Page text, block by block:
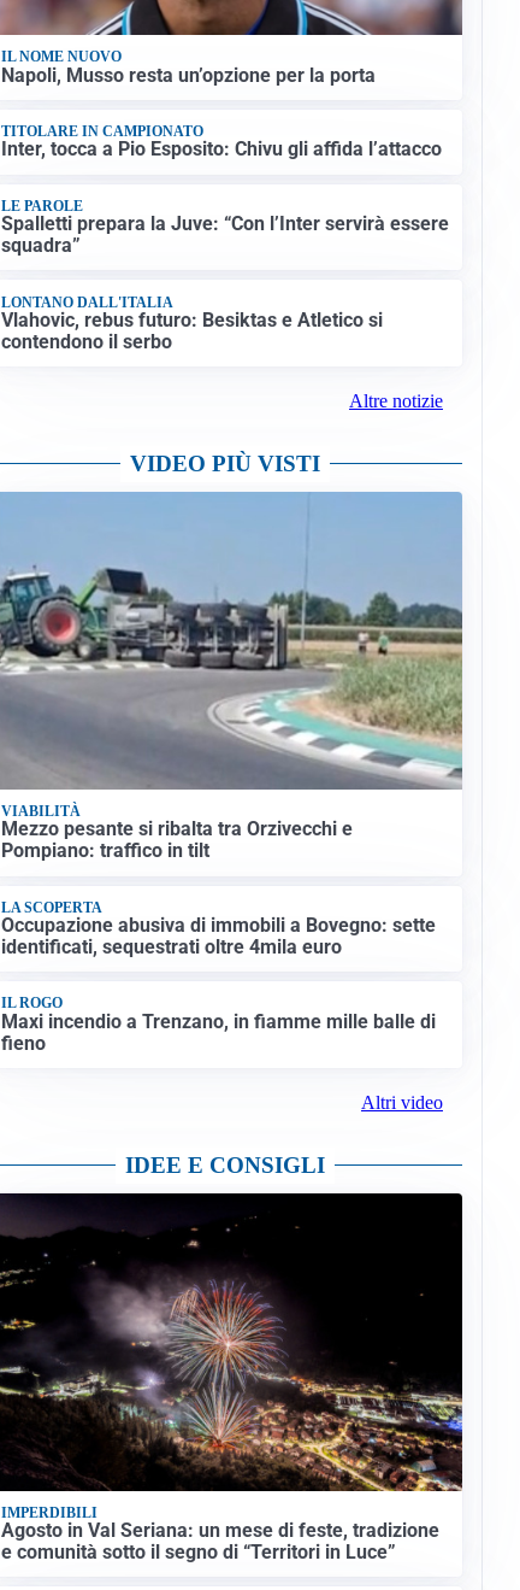
IL NOME NUOVO
Napoli, Musso resta un’opzione per la porta
TITOLARE IN CAMPIONATO
Inter, tocca a Pio Esposito: Chivu gli affida l’attacco
LE PAROLE
Spalletti prepara la Juve: “Con l’Inter servirà essere
squadra”
LONTANO DALL'ITALIA
Vlahovic, rebus futuro: Besiktas e Atletico si
contendono il serbo
Altre notizie
VIDEO PIÙ VISTI
VIABILITÀ
Mezzo pesante si ribalta tra Orzivecchi e
Pompiano: traffico in tilt
LA SCOPERTA
Occupazione abusiva di immobili a Bovegno: sette
identificati, sequestrati oltre 4mila euro
IL ROGO
Maxi incendio a Trenzano, in fiamme mille balle di
fieno
Altri video
IDEE E CONSIGLI
IMPERDIBILI
Agosto in Val Seriana: un mese di feste, tradizione
e comunità sotto il segno di “Territori in Luce”